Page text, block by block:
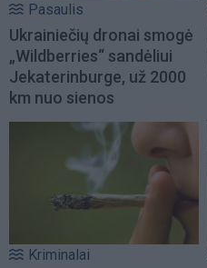
Pasaulis
Ukrainiečių dronai smogė
„Wildberries“ sandėliui
Jekaterinburge, už 2000
km nuo sienos
Kriminalai